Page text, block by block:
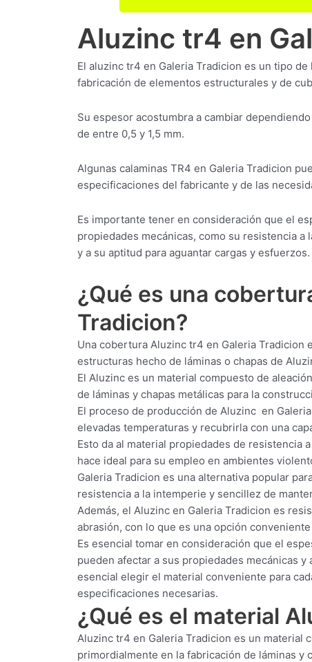
Aluzinc tr4 en
El aluzinc tr4 en Galeria Tradicion es un tipo
fabricación de elementos estructurales y de
Su espesor acostumbra a cambiar
de entre 0,5 y 1,5 mm.
Algunas calaminas TR4 en Galeria Tradicion
especificaciones del fabricante y de las
Es importante tener en consideración que el
propiedades mecánicas, como su resistencia a
y a su aptitud para aguantar cargas y esfuerzos.
¿Qué es una
Tradicion?
Una cobertura Aluzinc tr4 en Galeria
estructuras hecho de láminas o chapas de
El Aluzinc es un material compuesto de
de láminas y chapas metálicas para la
El proceso de producción de Aluzinc en
elevadas temperaturas y recubrirla con una
Esto da al material propiedades de resistencia
hace ideal para su empleo en ambientes
Galeria Tradicion es una alternativa popular
resistencia a la intemperie y sencillez de
Además, el Aluzinc en Galeria Tradicion es
abrasión, con lo que es una opción
Es esencial tomar en consideración que el
pueden afectar a sus propiedades mecánicas
esencial elegir el material conveniente para
especificaciones necesarias.
¿Qué es el material
Aluzinc tr4 en Galeria Tradicion es un material
primordialmente en la fabricación de láminas y